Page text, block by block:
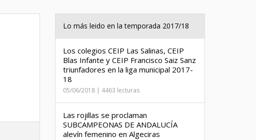
Lo más leido en la temporada 2017/18
Los colegios CEIP Las Salinas, CEIP
Blas Infante y CEIP Francisco Saiz Sanz
triunfadores en la liga municipal 2017-
18
05/06/2018 | 4463 lecturas
Las rojillas se proclaman
SUBCAMPEONAS DE ANDALUCÍA
alevín femenino en Algeciras